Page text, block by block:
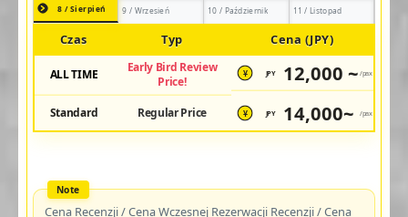
8 / Sierpień 9 / Wrzesień 10 / Październik 11 / Listopad
Czas Typ Cena (JPY)
ALL TIME
Early Bird Review
Price!
¥ JPY 12,000 ~ /pax
Standard Regular Price ¥ JPY 14,000~ /pax
Cena Recenzji / Cena Wczesnej Rezerwacji Recenzji / Cena